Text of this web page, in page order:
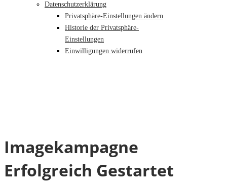
Datenschutzerklärung
Privatsphäre-Einstellungen ändern
Historie der Privatsphäre-
Einstellungen
Einwilligungen widerrufen
Imagekampagne
Erfolgreich Gestartet